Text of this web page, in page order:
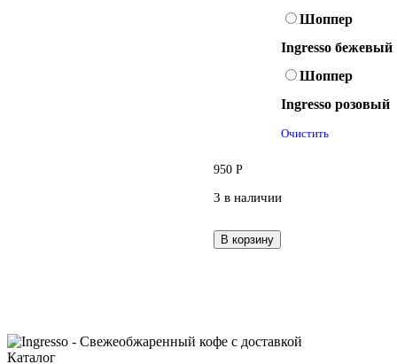
Шоппер
Ingresso бежевый
Шоппер
Ingresso розовый
Очистить
950 Р
3 в наличии
В корзину
Каталог